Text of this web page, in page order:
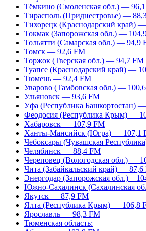
Тёмкино (Смоленская обл.) —
Тирасполь (Приднестровье) —
Тихорецк (Краснодарский край)
Токмак (Запорожская обл.) —
Тольятти (Самарская обл.) — 94,9
Томск — 92,6 FM
Торжок (Тверская обл.) — 94,7 FM
Туапсе (Краснодарский край) —
Тюмень — 92,4 FM
Уварово (Тамбовская обл.) —
Ульяновск — 93,6 FM
Уфа (Республика Башкортостан)
Феодосия (Республика Крым) —
Хабаровск — 107,9 FM
Ханты-Мансийск (Югра) — 107,1
Чебоксары (Чувашская
Челябинск — 88,4 FM
Череповец (Вологодская обл.) —
Чита (Забайкальский край) — 87,6
Энергодар (Запорожская обл.) –
Южно-Сахалинск (Сахалинская
Якутск — 87,9 FM
Ялта (Республика Крым) — 106,8
Ярославль — 98,3 FM
Тюменская область: